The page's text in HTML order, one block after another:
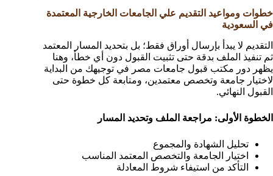
خطوات ومواعيد التقديم علي الجامعات الخارجية المعتمدة
في السعودية
التقديم لا يبدأ بإرسال أوراق فقط؛ بل بتحديد المسار المعتمد
ثم تنفيذ الملف بدقة حتى تثبيت القبول دون أي خطأ، وهنا
يظهر دور مكتب قبول جامعات مصر في توجيهك من البداية
لاختيار جامعة وتخصص معتمدين، ومتابعة كل خطوة حتى
القبول النهائي.
الخطوة الأولى: مراجعة الملف وتحديد المسار
تحليل الشهادة والمجموع
اختيار الجامعة والتخصص المعتمد المناسب
التأكد من استيفاء شروط المعادلة